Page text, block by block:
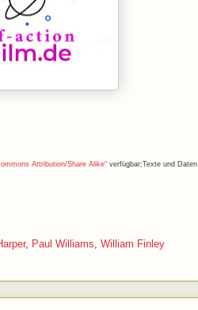
Attribution/Share Alike“ verfügbar;Texte und Daten
, Paul Williams William Finley